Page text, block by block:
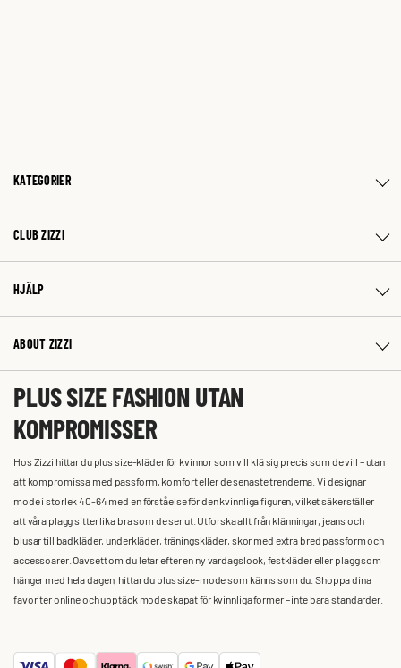
KATEGORIER
CLUB ZIZZI
HJÄLP
ABOUT ZIZZI
PLUS SIZE FASHION UTAN
KOMPROMISSER
Hos Zizzi hittar du plus size-kläder för kvinnor som vill klä sig precis som de vill – utan
att kompromissa med passform, komfort eller de senaste trenderna. Vi designar
mode i storlek 40-64 med en förståelse för den kvinnliga figuren, vilket säkerställer
att våra plagg sitter lika bra som de ser ut. Utforska allt från klänningar, jeans och
blusar till badkläder, underkläder, träningskläder, skor med extra bred passform och
accessoarer. Oavsett om du letar efter en ny vardagslook, festkläder eller plagg som
hänger med hela dagen, hittar du plus size-mode som känns som du. Shoppa dina
favoriter online och upptäck mode skapat för kvinnliga former – inte bara standarder.